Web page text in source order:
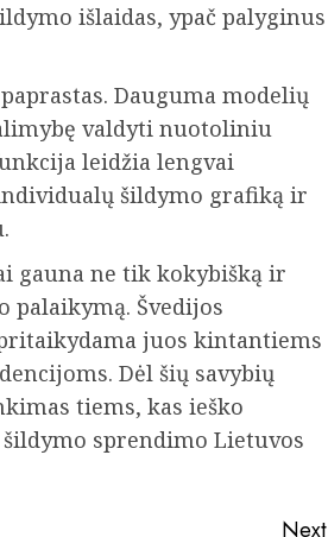
išlaidas, ypač palyginus
Dauguma modelių
valdyti nuotoliniu
leidžia lengvai
šildymo grafiką ir
gauna ne tik kokybišką ir
Švedijos
juos kintantiems
Dėl šių savybių
tiems, kas ieško
sprendimo Lietuvos
Next